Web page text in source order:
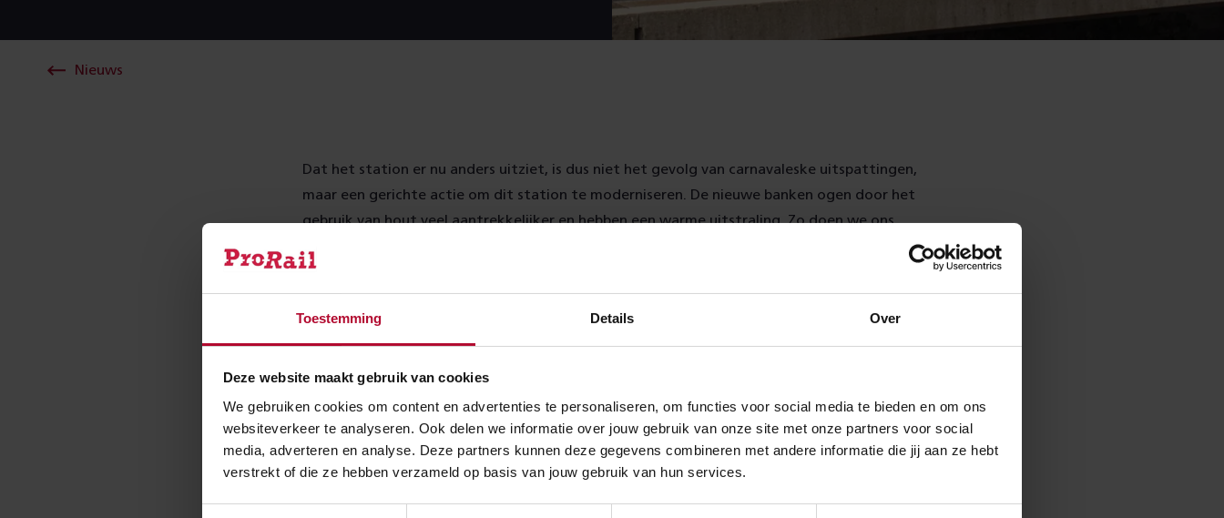
Toestemming Details Over
Deze website maakt gebruik van cookies
We gebruiken cookies om content en advertenties te personaliseren, om functies voor social media te bieden en om ons
websiteverkeer te analyseren. Ook delen we informatie over jouw gebruik van onze site met onze partners voor social
media, adverteren en analyse. Deze partners kunnen deze gegevens combineren met andere informatie die jij aan ze hebt
verstrekt of die ze hebben verzameld op basis van jouw gebruik van hun services.
Nieuws
Dat het station er nu anders uitziet, is dus niet het gevolg van carnavaleske uitspattingen,
maar een gerichte actie om dit station te moderniseren. De nieuwe banken ogen door het
gebruik van hout veel aantrekkelijker en hebben een warme uitstraling. Zo doen we ons
Slim hergebruik
Het hergebruik van de oude frames is een proef. We onderzoeken of het vervangen van
metalen zittingen en leuningen door houten zittingen en leuningen de beleving van
reizigers op het station positief beïnvloed. Wordt wachten minder erg? Gaan reizigers
eerder zitten? Zitten ze prettiger?
Als de resultaten van deze proef positief zijn, passen we op meer stations de banken aan
op deze manier. Ook de wachthuisjes op de zijperrons van station Eindhoven Strijp-S zijn
aangepakt. Deze bieden nu meer beschutting dan voorheen.